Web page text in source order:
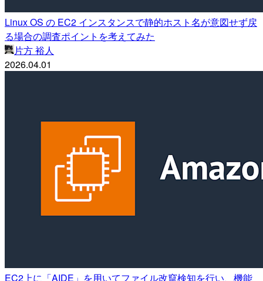
Linux OS の EC2 インスタンスで静的ホスト名が意図せず戻
る場合の調査ポイントを考えてみた
片方 裕人
2026.04.01
EC2上に「AIDE」を用いてファイル改竄検知を行い、機能